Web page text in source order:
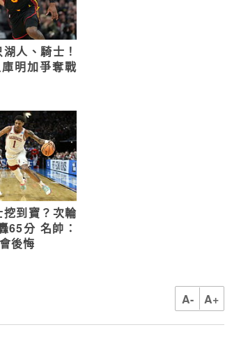
人、騎士！
明加爭奪戰
到寶？次輪
65分 名帥：
後悔
A- A+